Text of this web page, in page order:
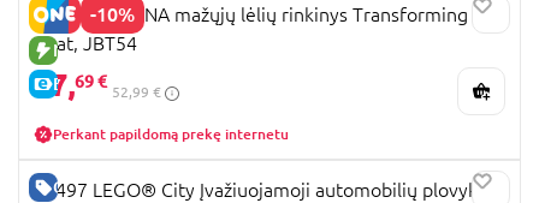
-10%
NAUJA PREKĖ
E-KAINA
DISNEY MOANA mažųjų lėlių rinkinys Transforming
Boat, JBT54
47,69 €
52,99 €
Perkant papildomą prekę internetu
GERA KAINA
60497 LEGO® City Įvažiuojamoji automobilių plovykla